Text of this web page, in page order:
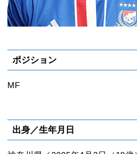
ポジション
MF
出身／生年月日